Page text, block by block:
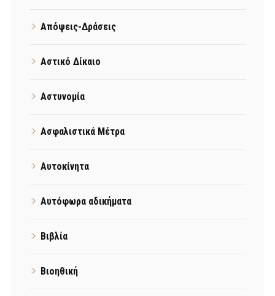
Απόψεις-Δράσεις
Αστικό Δίκαιο
Αστυνομία
Ασφαλιστικά Μέτρα
Αυτοκίνητα
Αυτόφωρα αδικήματα
Βιβλία
Βιοηθική